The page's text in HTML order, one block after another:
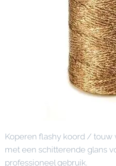
Koperen flashy koord / touw
met een schitterende glans
professioneel gebruik.